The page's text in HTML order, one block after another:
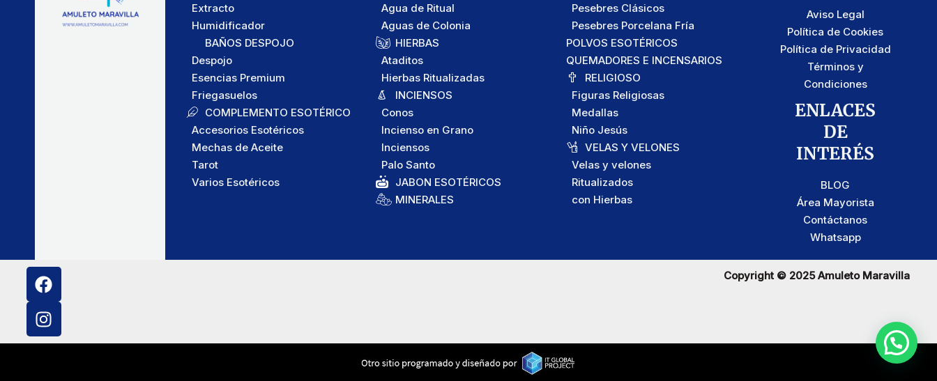
Extracto
Humidificador
BAÑOS DESPOJO
Despojo
Esencias Premium
Friegasuelos
COMPLEMENTO ESOTÉRICO
Accesorios Esotéricos
Mechas de Aceite
Tarot
Varios Esotéricos
Agua de Ritual
Aguas de Colonia
HIERBAS
Ataditos
Hierbas Ritualizadas
INCIENSOS
Conos
Incienso en Grano
Inciensos
Palo Santo
JABON ESOTÉRICOS
MINERALES
Pesebres Clásicos
Pesebres Porcelana Fría
POLVOS ESOTÉRICOS
QUEMADORES E INCENSARIOS
RELIGIOSO
Figuras Religiosas
Medallas
Niño Jesús
VELAS Y VELONES
Velas y velones
Ritualizados
con Hierbas
Aviso Legal
Política de Cookies
Política de Privacidad
Términos y
Condiciones
ENLACES
DE
INTERÉS
BLOG
Área Mayorista
Contáctanos
Whatsapp
F
a
c
e
b
I
n
s
t
a
Copyright © 2025 Amuleto Maravilla